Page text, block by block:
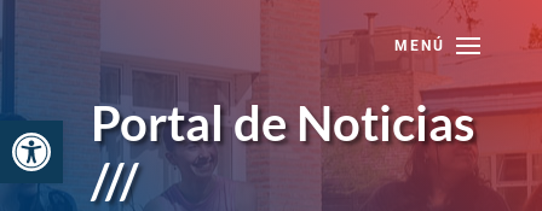
Abrir barra de herramientas
Portal de Noticias
///